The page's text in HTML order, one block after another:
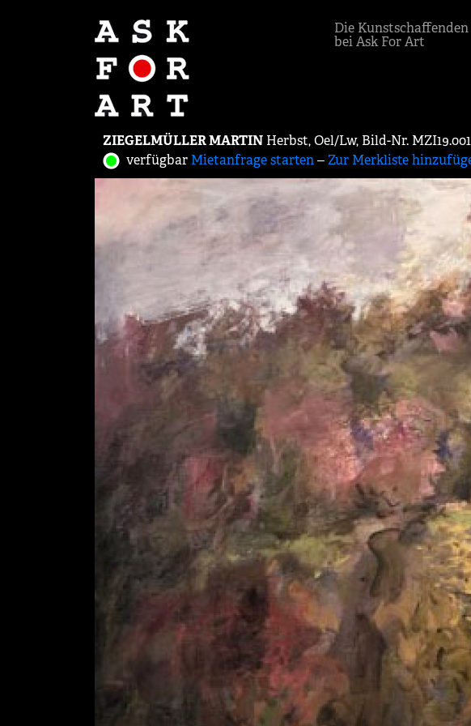
Die Kunstschaffenden
bei Ask For Art
ZIEGELMÜLLER MARTIN Herbst, Oel/Lw, Bild-Nr.
verfügbar Mietanfrage starten‒Zur Merkliste